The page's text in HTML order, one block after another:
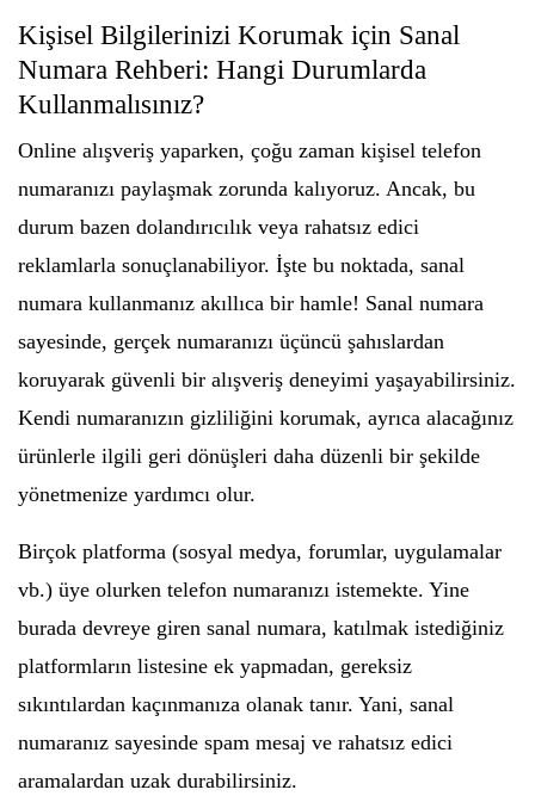
Kişisel Bilgilerinizi Korumak için Sanal
Numara Rehberi: Hangi Durumlarda
Kullanmalısınız?
Online alışveriş yaparken, çoğu zaman kişisel telefon
numaranızı paylaşmak zorunda kalıyoruz. Ancak, bu
durum bazen dolandırıcılık veya rahatsız edici
reklamlarla sonuçlanabiliyor. İşte bu noktada, sanal
numara kullanmanız akıllıca bir hamle! Sanal numara
sayesinde, gerçek numaranızı üçüncü şahıslardan
koruyarak güvenli bir alışveriş deneyimi yaşayabilirsiniz.
Kendi numaranızın gizliliğini korumak, ayrıca alacağınız
ürünlerle ilgili geri dönüşleri daha düzenli bir şekilde
yönetmenize yardımcı olur.
Birçok platforma (sosyal medya, forumlar, uygulamalar
vb.) üye olurken telefon numaranızı istemekte. Yine
burada devreye giren sanal numara, katılmak istediğiniz
platformların listesine ek yapmadan, gereksiz
sıkıntılardan kaçınmanıza olanak tanır. Yani, sanal
numaranız sayesinde spam mesaj ve rahatsız edici
aramalardan uzak durabilirsiniz.